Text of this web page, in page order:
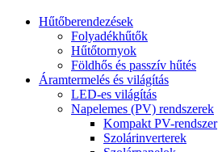
Hűtőberendezések
Folyadékhűtők
Hűtőtornyok
Földhős és passzív hűtés
Áramtermelés és világítás
LED-es világítás
Napelemes (PV) rendszerek
Kompakt PV-rendszer
Szolárinverterek